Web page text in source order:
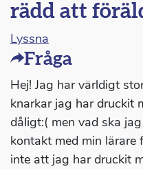
rädd att
Lyssna
Fråga
Hej! Jag har världigt
knarkar jag har druckit
dåligt:( men vad ska
kontakt med min lärare
inte att jag har druckit